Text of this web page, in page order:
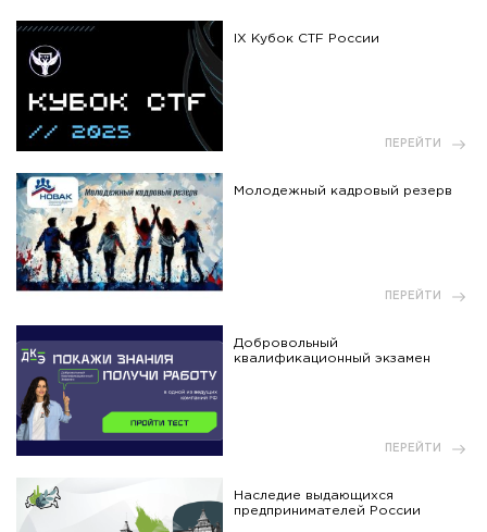
IX Кубок CTF России
ПЕРЕЙТИ
Молодежный кадровый резерв
ПЕРЕЙТИ
Добровольный
квалификационный экзамен
ПЕРЕЙТИ
Наследие выдающихся
предпринимателей России